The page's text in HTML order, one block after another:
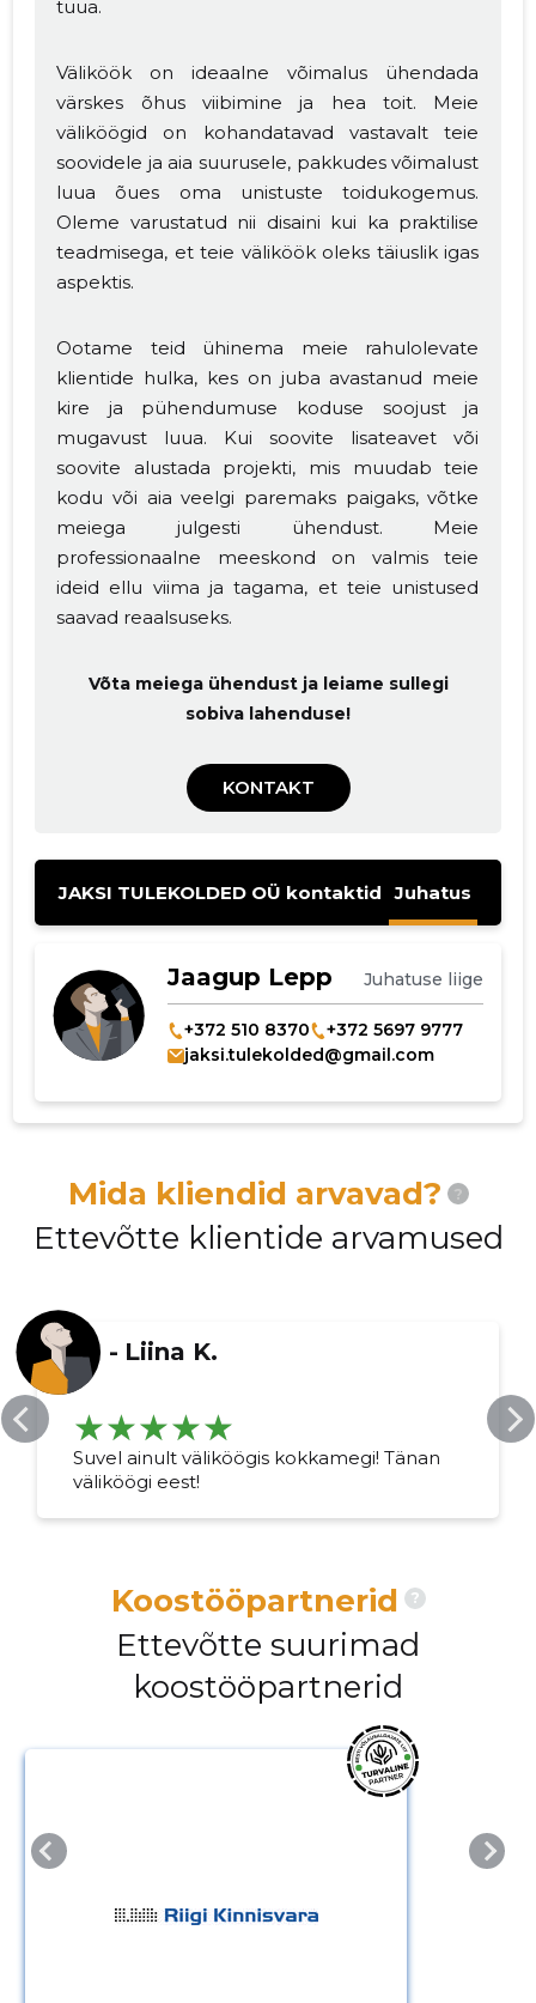
tuua.
Väliköök on ideaalne võimalus ühendada
värskes õhus viibimine ja hea toit. Meie
väliköögid on kohandatavad vastavalt teie
soovidele ja aia suurusele, pakkudes võimalust
luua õues oma unistuste toidukogemus.
Oleme varustatud nii disaini kui ka praktilise
teadmisega, et teie väliköök oleks täiuslik igas
aspektis.
Ootame teid ühinema meie rahulolevate
klientide hulka, kes on juba avastanud meie
kire ja pühendumuse koduse soojust ja
mugavust luua. Kui soovite lisateavet või
soovite alustada projekti, mis muudab teie
kodu või aia veelgi paremaks paigaks, võtke
meiega julgesti ühendust. Meie
professionaalne meeskond on valmis teie
ideid ellu viima ja tagama, et teie unistused
saavad reaalsuseks.
Võta meiega ühendust ja leiame sullegi
sobiva lahenduse!
KONTAKT
JAKSI TULEKOLDED OÜ kontaktid Juhatus
Jaagup Lepp Juhatuse liige
+372 510 8370
+372 5697 9777
jaksi.tulekolded@gmail.com
Mida kliendid arvavad? ?
Ettevõtte klientide arvamused
- Liina K.
Suvel ainult väliköögis kokkamegi! Tänan
väliköögi eest!
Koostööpartnerid ?
Ettevõtte suurimad
koostööpartnerid
kirjeldust
MUUDA